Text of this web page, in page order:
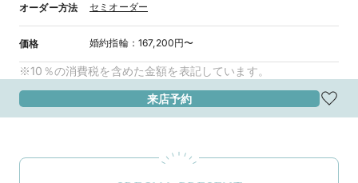
オーダー方法 セミオーダー
価格 婚約指輪： 167,200円〜
※10％の消費税を含めた金額を表記しています。
来店予約